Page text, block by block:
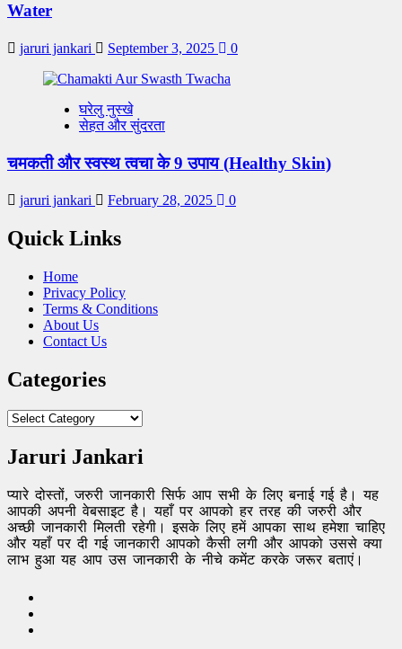
Water
jaruri jankari September 3, 2025 0
घरेलु नुस्खे
सेहत और सुंदरता
चमकती और स्वस्थ त्वचा के 9 उपाय (Healthy Skin)
jaruri jankari February 28, 2025 0
Quick Links
Home
Privacy Policy
Terms & Conditions
About Us
Contact Us
Categories
Categories
Jaruri Jankari
प्यारे दोस्तों, जरुरी जानकारी सिर्फ आप सभी के लिए बनाई गई है। यह
आपकी अपनी वेबसाइट है। यहाँ पर आपको हर तरह की जरुरी और
अच्छी जानकारी मिलती रहेगी। इसके लिए हमें आपका साथ हमेशा चाहिए
और यहाँ पर दी गई जानकारी आपको कैसी लगी और आपको उससे क्या
लाभ हुआ यह आप उस जानकारी के नीचे कमेंट करके जरूर बताएं।